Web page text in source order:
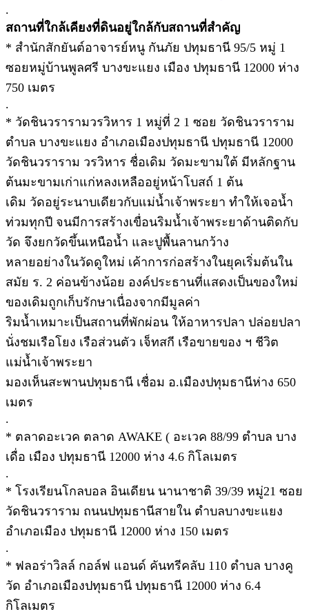
.
สถานที่ใกล้เคียงที่ดินอยู่ใกล้กับสถานที่สำคัญ
* สำนักสักยันต์อาจารย์หนู กันภัย ปทุมธานี 95/5 หมู่ 1
ซอยหมู่บ้านพูลศรี บางขะแยง เมือง ปทุมธานี 12000 ห่าง
750 เมตร
.
* วัดชินวรารามวรวิหาร 1 หมู่ที่ 2 1 ซอย วัดชินวราราม
ตำบล บางขะแยง อำเภอเมืองปทุมธานี ปทุมธานี 12000
วัดชินวราราม วรวิหาร ชื่อเดิม วัดมะขามใต้ มีหลักฐาน
ต้นมะขามเก่าแก่หลงเหลืออยู่หน้าโบสถ์ 1 ต้น
เดิม วัดอยู่ระนาบเดียวกับแม่น้ำเจ้าพระยา ทำให้เจอน้ำ
ท่วมทุกปี จนมีการสร้างเขื่อนริมน้ำเจ้าพระยาด้านติดกับ
วัด จึงยกวัดขึ้นเหนือน้ำ และปูพื้นลานกว้าง
หลายอย่างในวัดดูใหม่ เค้าการก่อสร้างในยุคเริ่มต้นใน
สมัย ร. 2 ค่อนข้างน้อย องค์ประธานที่แสดงเป็นของใหม่
ของเดิมถูกเก็บรักษาเนื่องจากมีมูลค่า
ริมน้ำเหมาะเป็นสถานที่พักผ่อน ให้อาหารปลา ปล่อยปลา
นั่งชมเรือโยง เรือส่วนตัว เจ็ทสกี เรือขายของ ฯ ชีวิต
แม่น้ำเจ้าพระยา
มองเห็นสะพานปทุมธานี เชื่อม อ.เมืองปทุมธานีห่าง 650
เมตร
.
* ตลาดอะเวค ตลาด AWAKE ( อะเวค 88/99 ตำบล บาง
เดื่อ เมือง ปทุมธานี 12000 ห่าง 4.6 กิโลเมตร
.
* โรงเรียนโกลบอล อินเดียน นานาชาติ 39/39 หมู่21 ซอย
วัดชินวราราม ถนนปทุมธานีสายใน ตำบลบางขะแยง
อำเภอเมือง ปทุมธานี 12000 ห่าง 150 เมตร
.
* ฟลอร่าวิลล์ กอล์ฟ แอนด์ คันทรีคลับ 110 ตำบล บางคู
วัด อำเภอเมืองปทุมธานี ปทุมธานี 12000 ห่าง 6.4
กิโลเมตร